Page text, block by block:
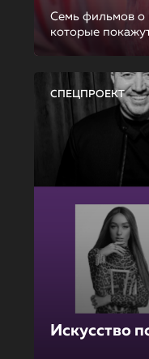
Семь фильмов о
которые
СПЕЦПРОЕКТ
Искусство